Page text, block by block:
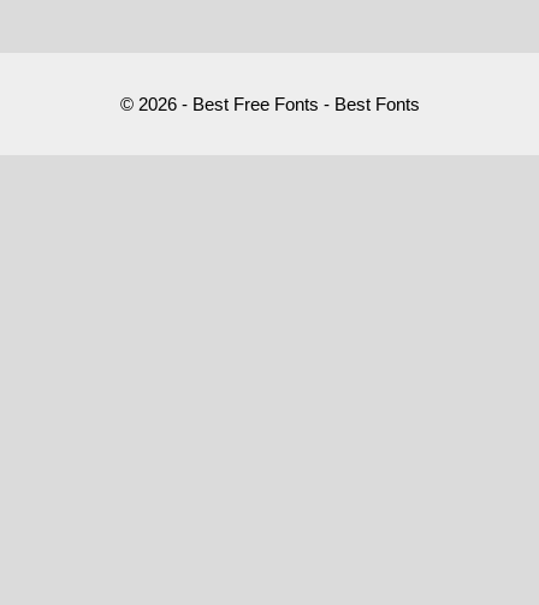
© 2026 - Best Free Fonts - Best Fonts